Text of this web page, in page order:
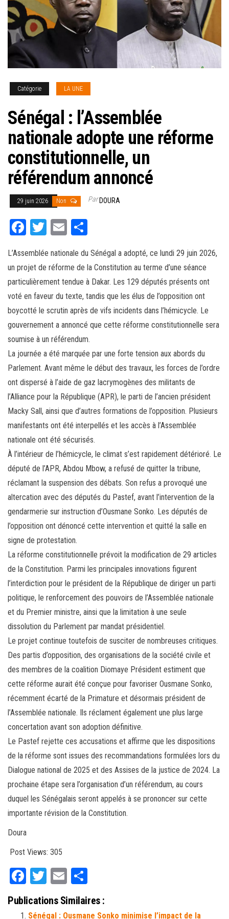
Catégorie LA UNE
Sénégal : l’Assemblée
nationale adopte une réforme
constitutionnelle, un
référendum annoncé
29 juin 2026 Non ParDOURA
Fa
bo
ok
T
tt
er
E
ail ag
er
L’Assemblée nationale du Sénégal a adopté, ce lundi 29 juin 2026,
un projet de réforme de la Constitution au terme d’une séance
particulièrement tendue à Dakar. Les 129 députés présents ont
voté en faveur du texte, tandis que les élus de l’opposition ont
boycotté le scrutin après de vifs incidents dans l’hémicycle. Le
gouvernement a annoncé que cette réforme constitutionnelle sera
soumise à un référendum.
La journée a été marquée par une forte tension aux abords du
Parlement. Avant même le début des travaux, les forces de l’ordre
ont dispersé à l’aide de gaz lacrymogènes des militants de
l’Alliance pour la République (APR), le parti de l’ancien président
Macky Sall, ainsi que d’autres formations de l’opposition. Plusieurs
manifestants ont été interpellés et les accès à l’Assemblée
nationale ont été sécurisés.
À l’intérieur de l’hémicycle, le climat s’est rapidement détérioré. Le
député de l’APR, Abdou Mbow, a refusé de quitter la tribune,
réclamant la suspension des débats. Son refus a provoqué une
altercation avec des députés du Pastef, avant l’intervention de la
gendarmerie sur instruction d’Ousmane Sonko. Les députés de
l’opposition ont dénoncé cette intervention et quitté la salle en
signe de protestation.
La réforme constitutionnelle prévoit la modification de 29 articles
de la Constitution. Parmi les principales innovations figurent
l’interdiction pour le président de la République de diriger un parti
politique, le renforcement des pouvoirs de l’Assemblée nationale
et du Premier ministre, ainsi que la limitation à une seule
dissolution du Parlement par mandat présidentiel.
Le projet continue toutefois de susciter de nombreuses critiques.
Des partis d’opposition, des organisations de la société civile et
des membres de la coalition Diomaye Président estiment que
cette réforme aurait été conçue pour favoriser Ousmane Sonko,
récemment écarté de la Primature et désormais président de
l’Assemblée nationale. Ils réclament également une plus large
concertation avant son adoption définitive.
Le Pastef rejette ces accusations et affirme que les dispositions
de la réforme sont issues des recommandations formulées lors du
Dialogue national de 2025 et des Assises de la justice de 2024. La
prochaine étape sera l’organisation d’un référendum, au cours
duquel les Sénégalais seront appelés à se prononcer sur cette
importante révision de la Constitution.
Doura
Post Views: 305
Fa
ce
bo
T
tt
E
m
ail ag
Publications Similaires :
Sénégal : Ousmane Sonko minimise l’impact de la